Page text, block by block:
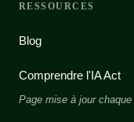
RESSOURCES
Blog
Comprendre l'IA Act
Page mise à jour